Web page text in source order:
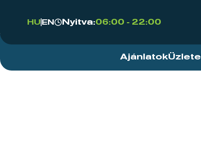
HU EN Nyitva:06:00 - 22:00
Ajánlatok